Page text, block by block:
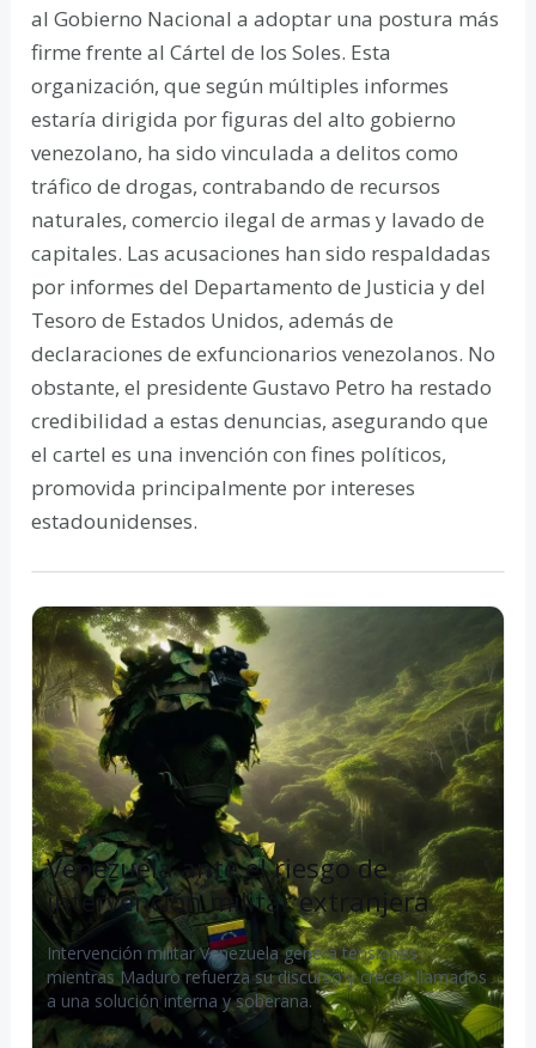
al Gobierno Nacional a adoptar una postura más
firme frente al Cártel de los Soles. Esta
organización, que según múltiples informes
estaría dirigida por figuras del alto gobierno
venezolano, ha sido vinculada a delitos como
tráfico de drogas, contrabando de recursos
naturales, comercio ilegal de armas y lavado de
capitales. Las acusaciones han sido respaldadas
por informes del Departamento de Justicia y del
Tesoro de Estados Unidos, además de
declaraciones de exfuncionarios venezolanos. No
obstante, el presidente Gustavo Petro ha restado
credibilidad a estas denuncias, asegurando que
el cartel es una invención con fines políticos,
promovida principalmente por intereses
estadounidenses.
Venezuela ante el riesgo de
intervención militar extranjera
Intervención militar Venezuela genera tensiones
mientras Maduro refuerza su discurso y crecen llamados
a una solución interna y soberana.